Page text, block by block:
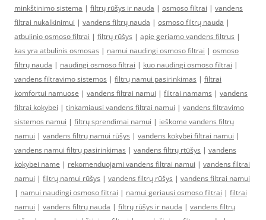
minkštinimo sistema | filtrų rūšys ir nauda | osmoso filtrai | vandens
filtrai nukalkinimui | vandens filtrų nauda | osmoso filtrų nauda |
atbulinio osmoso filtrai | filtrų rūšys | apie geriamo vandens filtrus |
kas yra atbulinis osmosas | namui naudingi osmoso filtrai | osmoso
filtrų nauda | naudingi osmoso filtrai | kuo naudingi osmoso filtrai |
vandens filtravimo sistemos | filtrų namui pasirinkimas | filtrai
komfortui namuose | vandens filtrai namui | filtrai namams | vandens
filtrai kokybei | tinkamiausi vandens filtrai namui | vandens filtravimo
sistemos namui | filtrų sprendimai namui | ieškome vandens filtrų
namui | vandens filtrų namui rūšys | vandens kokybei filtrai namui |
vandens namui filtrų pasirinkimas | vandens filtrų rtūšys | vandens
kokybei name | rekomenduojami vandens filtrai namui | vandens filtrai
namui | filtrų namui rūšys | vandens filtrų rūšys | vandens filtrai namui
| namui naudingi osmoso filtrai | namui geriausi osmoso filtrai | filtrai
namui | vandens filtrų nauda | filtrų rūšys ir nauda | vandens filtrų